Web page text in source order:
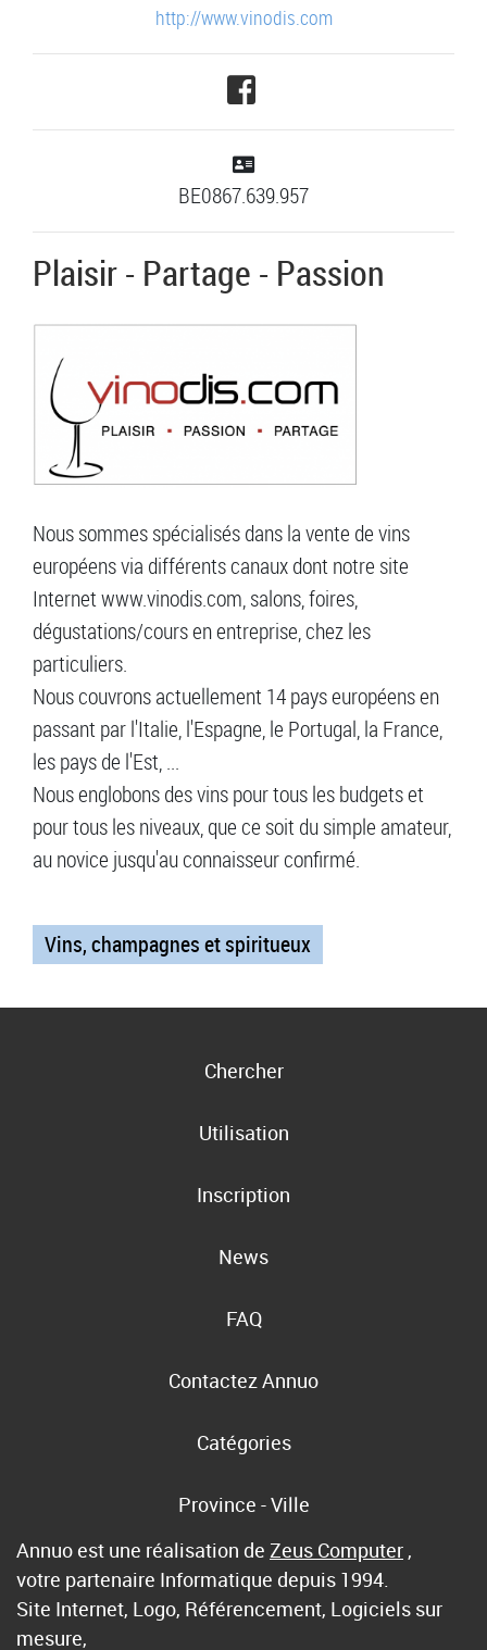
http://www.vinodis.com
BE0867.639.957
Plaisir - Partage - Passion
Nous sommes spécialisés dans la vente de vins
européens via différents canaux dont notre site
Internet www.vinodis.com, salons, foires,
dégustations/cours en entreprise, chez les
particuliers.
Nous couvrons actuellement 14 pays européens en
passant par l'Italie, l'Espagne, le Portugal, la France,
les pays de l'Est, ...
Nous englobons des vins pour tous les budgets et
pour tous les niveaux, que ce soit du simple amateur,
au novice jusqu'au connaisseur confirmé.
Vins, champagnes et spiritueux
Chercher
Utilisation
Inscription
News
FAQ
Contactez Annuo
Catégories
Province - Ville
Annuo est une réalisation de Zeus Computer ,
votre partenaire Informatique depuis 1994.
Site Internet, Logo, Référencement, Logiciels sur
mesure,